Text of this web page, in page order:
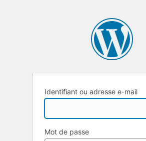
Identifiant ou adresse e-mail
Mot de passe